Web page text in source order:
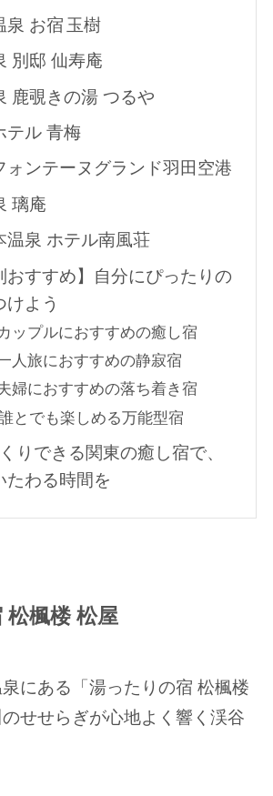
泉 お宿 玉樹
別邸 仙寿庵
鹿覗きの湯 つるや
テル 青梅
ォンテーヌグランド羽田空港
璃庵
温泉 ホテル南風荘
おすすめ】自分にぴったりの
よう
ップルにおすすめの癒し宿
人旅におすすめの静寂宿
婦におすすめの落ち着き宿
とでも楽しめる万能型宿
りできる関東の癒し宿で、
たわる時間を
楓楼 松屋
にある「湯ったりの宿 松楓楼
せせらぎが心地よく響く渓谷